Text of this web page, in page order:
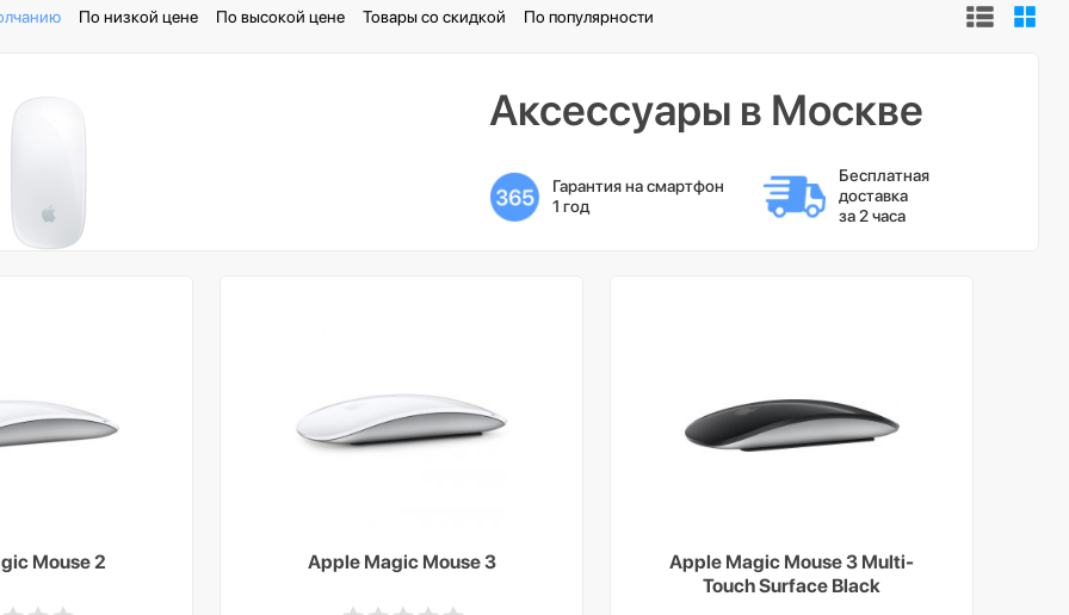
По низкой цене По высокой цене Товары со скидкой По популярности
Аксессуары в Москве
Гарантия на смартфон
1 год
Бесплатная
доставка
за 2 часа
Mouse 2 Apple Magic Mouse 3
Apple Magic Mouse 3 Multi-
Touch Surface Black